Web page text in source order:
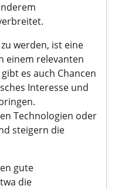
werden, ist eine
einem relevanten
es auch Chancen
Interesse und
Technologien oder
steigern die
gute
die